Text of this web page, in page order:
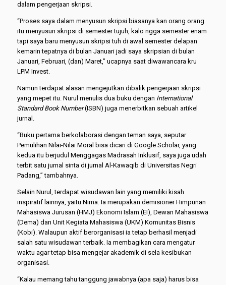
dalam pengerjaan skripsi.
“Proses saya dalam menyusun skripsi biasanya kan orang orang
itu menyusun skripsi di semester tujuh, kalo ngga semester enam
tapi saya baru menyusun skripsi tuh di awal semester delapan
kemarin tepatnya di bulan Januari jadi saya skripsian di bulan
Januari, Februari, (dan) Maret,” ucapnya saat diwawancara kru
LPM Invest.
Namun terdapat alasan mengejutkan dibalik pengerjaan skripsi
yang mepet itu. Nurul menulis dua buku dengan International
Standard Book Number(ISBN) juga menerbitkan sebuah artikel
jurnal.
“Buku pertama berkolaborasi dengan teman saya, seputar
Pemulihan Nilai-Nilai Moral bisa dicari di Google Scholar, yang
kedua itu berjudul Menggagas Madrasah Inklusif, saya juga udah
terbit satu jurnal sinta di jurnal Al-Kawaqib di Universitas Negri
Padang,” tambahnya.
Selain Nurul, terdapat wisudawan lain yang memiliki kisah
inspiratif lainnya, yaitu Nima. Ia merupakan demisioner Himpunan
Mahasiswa Jurusan (HMJ) Ekonomi Islam (EI), Dewan Mahasiswa
(Dema) dan Unit Kegiata Mahasiswa (UKM) Komunitas Bisnis
(Kobi). Walaupun aktif berorganisasi ia tetap berhasil menjadi
salah satu wisudawan terbaik. Ia membagikan cara mengatur
waktu agar tetap bisa mengejar akademik di sela kesibukan
organisasi.
“Kalau memang tahu tanggung jawabnya (apa saja) harus bisa